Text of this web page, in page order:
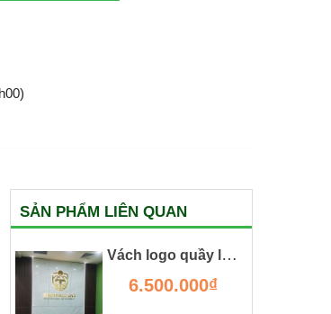
SẢN PHẨM LIÊN QUAN
Vách logo quầy lễ tân bằng lam gỗ kết hợp vân đá
6.500.000₫